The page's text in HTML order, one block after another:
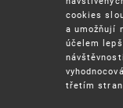
Ochranné
cookies
a umožňují
účelem
třetím